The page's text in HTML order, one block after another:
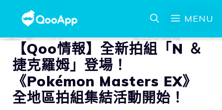
MENU
【Qoo情報】全新拍組「N ＆
捷克羅姆」登場！
《Pokémon Masters EX》
全地區拍組集結活動開始！